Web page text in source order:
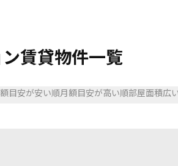
賃貸物件一覧
目安が安い順月額目安が高い順部屋面積広